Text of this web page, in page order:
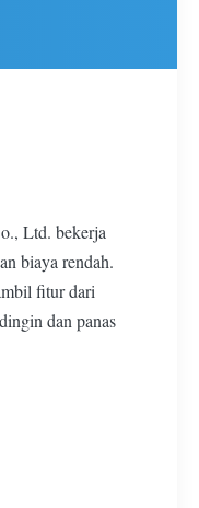
Ltd. bekerja
biaya rendah.
fitur dari
dan panas